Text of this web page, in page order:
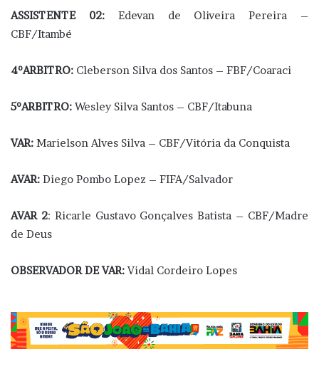
ASSISTENTE 02:Edevan de Oliveira Pereira –
CBF/Itambé
4ºARBITRO: Cleberson Silva dos Santos – FBF/Coaraci
5ºARBITRO: Wesley Silva Santos – CBF/Itabuna
VAR: Marielson Alves Silva – CBF/Vitória da Conquista
AVAR: Diego Pombo Lopez – FIFA/Salvador
AVAR 2: Ricarle Gustavo Gonçalves Batista – CBF/Madre
de Deus
OBSERVADOR DE VAR:Vidal Cordeiro Lopes